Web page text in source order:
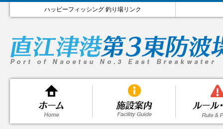
ハッピーフィッシング 釣り場リンク